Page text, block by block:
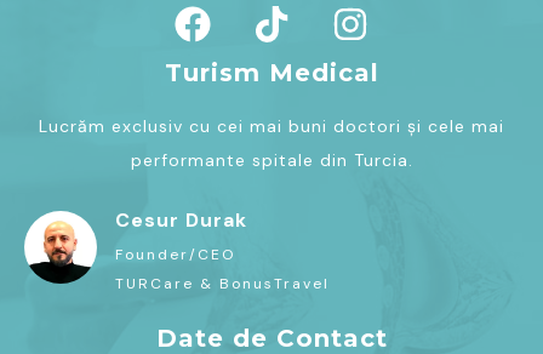
Turism Medical
Lucrăm exclusiv cu cei mai buni doctori și cele mai
performante spitale din Turcia.
Cesur Durak
Founder/CEO
TURCare & BonusTravel
Date de Contact